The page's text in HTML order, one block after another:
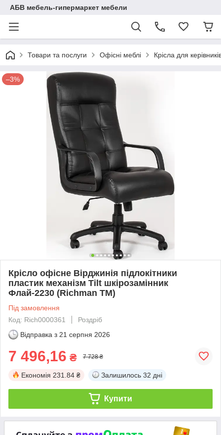
АБВ мебель-гипермаркет мебели
Товари та послуги Офісні меблі Крісла для
–3%
Крісло офісне Вірджинія підлокітники
пластик механізм Tilt шкірозамінник
Флай-2230 (Richman ТМ)
Під замовлення
Код: Rich0000361
Роздріб
Відправка з 21 серпня 2026
7 496,16 ₴ 7 728 ₴
Економія 231.84 ₴ Залишилось 32 дні
Купити